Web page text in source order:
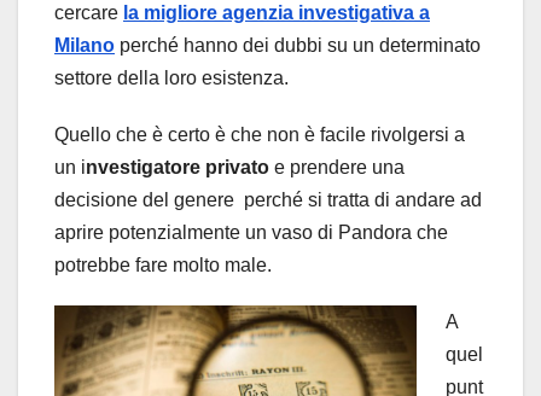
cercare la migliore agenzia investigativa a
Milano perché hanno dei dubbi su un determinato
settore della loro esistenza.
Quello che è certo è che non è facile rivolgersi a
un investigatore privato e prendere una
decisione del genere perché si tratta di andare ad
aprire potenzialmente un vaso di Pandora che
potrebbe fare molto male.
A
quel
punt